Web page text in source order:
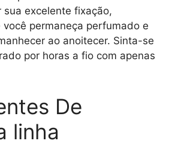
sua excelente fixação,
permaneça perfumado e
ao anoitecer. Sinta-se
por horas a fio com apenas
De
linha